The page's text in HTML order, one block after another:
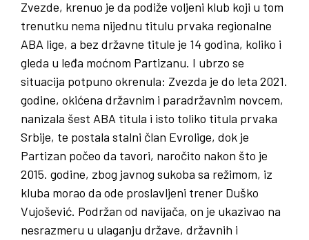
Zvezde, krenuo je da podiže voljeni klub koji u tom
trenutku nema nijednu titulu prvaka regionalne
ABA lige, a bez državne titule je 14 godina, koliko i
gleda u leđa moćnom Partizanu. I ubrzo se
situacija potpuno okrenula: Zvezda je do leta 2021.
godine, okićena državnim i paradržavnim novcem,
nanizala šest ABA titula i isto toliko titula prvaka
Srbije, te postala stalni član Evrolige, dok je
Partizan počeo da tavori, naročito nakon što je
2015. godine, zbog javnog sukoba sa režimom, iz
kluba morao da ode proslavljeni trener Duško
Vujošević. Podržan od navijača, on je ukazivao na
nesrazmeru u ulaganju države, državnih i